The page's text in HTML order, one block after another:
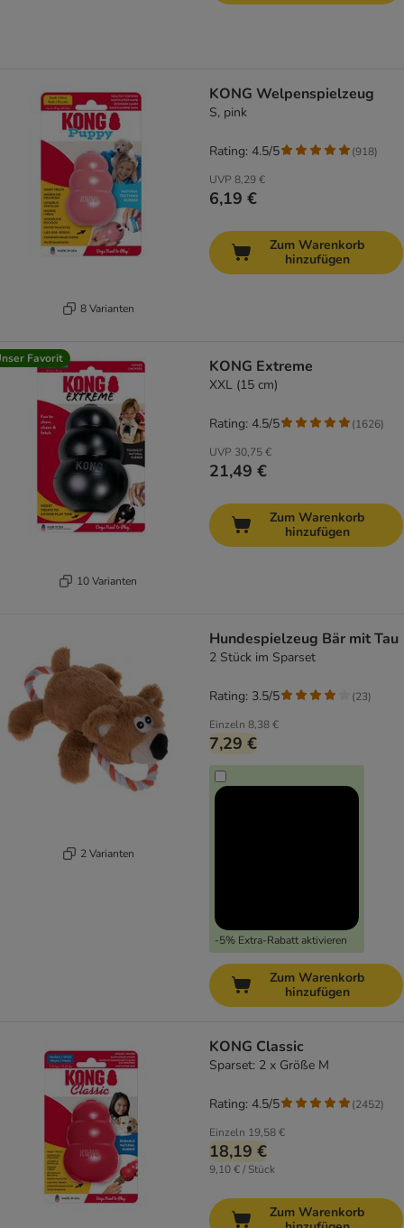
8 Varianten
KONG Welpenspielzeug
S, pink
UVP 8,29 €
6,19 €
Rating: 4.5/5 (918)
Zum Warenkorb
hinzufügen
Favorit
10 Varianten
KONG Extreme
XXL (15 cm)
UVP 30,75 €
21,49 €
Rating: 4.5/5 (1626)
Zum Warenkorb
hinzufügen
2 Varianten
Hundespielzeug Bär mit Tau
2 Stück im Sparset
Einzeln 8,38 €
7,29 €
-5% Extra-Rabatt aktivieren
Rating: 3.5/5 (23)
Zum Warenkorb
hinzufügen
KONG Classic
Sparset: 2 x Größe M
Einzeln 19,58 €
18,19 €
9,10 € / Stück
Rating: 4.5/5 (2452)
Zum Warenkorb